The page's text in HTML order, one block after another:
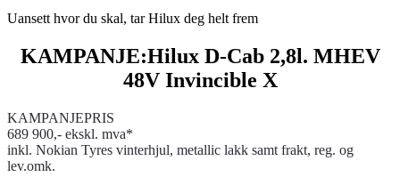
Uansett hvor du skal, tar Hilux deg helt frem
KAMPANJE:Hilux D-Cab 2,8l. MHEV
48V Invincible X
KAMPANJEPRIS
689 900,- ekskl. mva*
inkl. Nokian Tyres vinterhjul, metallic lakk samt frakt, reg. og
lev.omk.